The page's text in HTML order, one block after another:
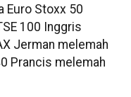
Euro Stoxx 50
100 Inggris
Jerman melemah
Prancis melemah